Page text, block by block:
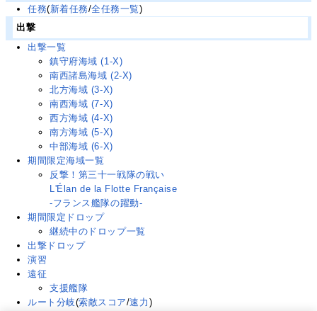
任務(新着任務/全任務一覧)
出撃
出撃一覧
鎮守府海域 (1-X)
南西諸島海域 (2-X)
北方海域 (3-X)
南西海域 (7-X)
西方海域 (4-X)
南方海域 (5-X)
中部海域 (6-X)
期間限定海域一覧
反撃！第三十一戦隊の戦い
L'Élan de la Flotte Française
-フランス艦隊の躍動-
期間限定ドロップ
継続中のドロップ一覧
出撃ドロップ
演習
遠征
支援艦隊
ルート分岐(索敵スコア/速力 )